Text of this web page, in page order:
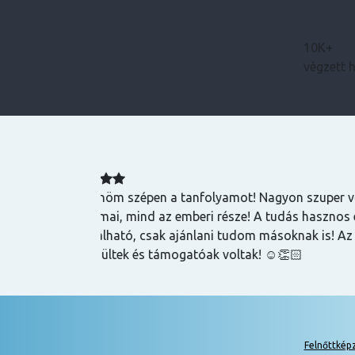
10K+
végzett
Magas tudású, szakképzett emberek
lehet szerezni általuk